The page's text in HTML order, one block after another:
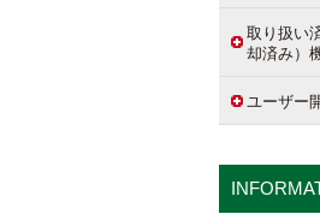
取り扱
却済み
ユーザー